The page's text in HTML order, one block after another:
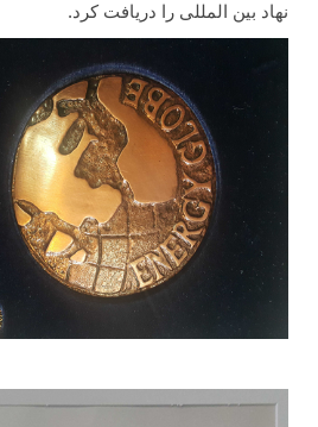
نهاد بین المللی را دریافت کرد.